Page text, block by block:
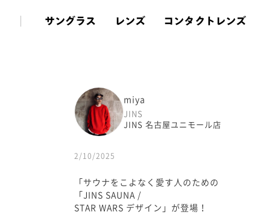
サングラス レンズ コンタクトレンズ
miya
JINS
JINS 名古屋ユニモール店
2/10/2025
「サウナをこよなく愛す人のための
「JINS SAUNA /
STAR WARS デザイン」が登場！